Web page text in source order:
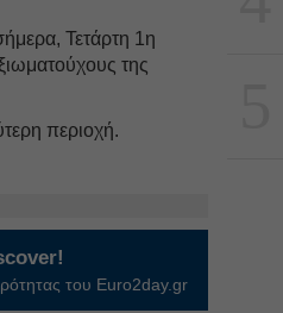
Τετάρτη 1η
της
περιοχή.
του Euro2day.gr